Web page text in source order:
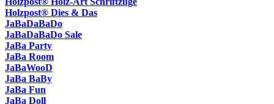
Holzpost® Dies & Das
JaBaDaBaDo
JaBaDaBaDo Sale
JaBa Party
JaBa Room
JaBaWooD
JaBa BaBy
JaBa Fun
JaBa Doll